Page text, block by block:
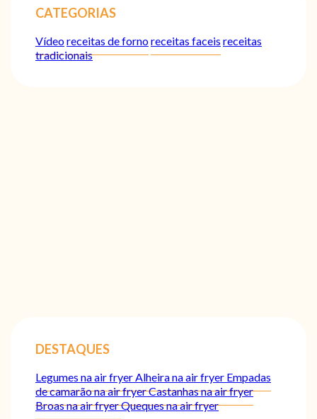
CATEGORIAS
Vídeoreceitas de fornoreceitas faceis receitas
tradicionais
DESTAQUES
Legumes na air fryerAlheira na air fryer Empadas
de camarão na air fryerCastanhas na air fryer
Broas na air fryerQueques na air fryer